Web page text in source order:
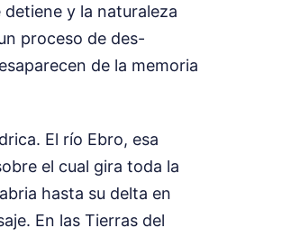
y la naturaleza
proceso de des-
de la memoria
El río Ebro, esa
el cual gira toda la
hasta su delta en
En las Tierras del